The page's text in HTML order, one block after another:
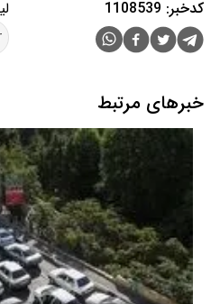
کدخبر: 1108539
خبرهای مرتبط